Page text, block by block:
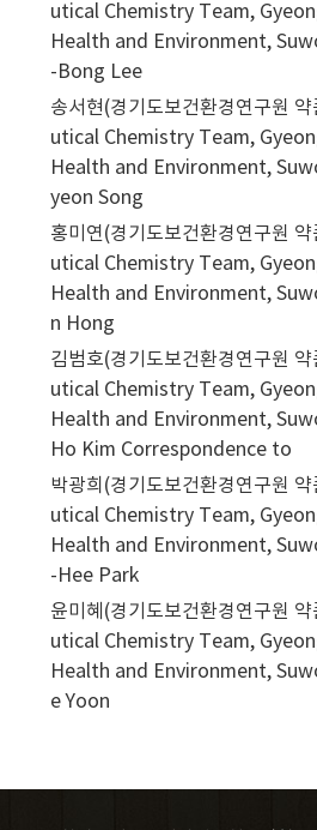
utical Chemistry Team,
Health and Environment,
-Bong Lee
송서현(경기도보건환경연구원
utical Chemistry Team,
Health and Environment,
yeon Song
홍미연(경기도보건환경연구원
utical Chemistry Team,
Health and Environment,
n Hong
김범호(경기도보건환경연구원
utical Chemistry Team,
Health and Environment,
Ho Kim Correspondence to
박광희(경기도보건환경연구원
utical Chemistry Team,
Health and Environment,
-Hee Park
윤미혜(경기도보건환경연구원
utical Chemistry Team,
Health and Environment,
e Yoon